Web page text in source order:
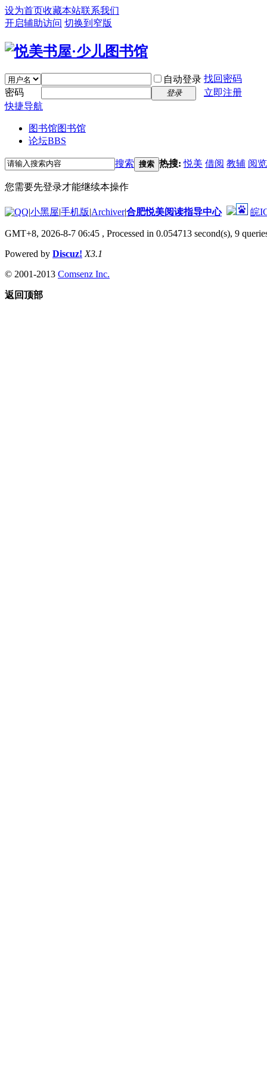
设为首页收藏本站联系我们
开启辅助访问 切换到窄版
自动登录 找回密码
密码
登录
立即注册
快捷导航
图书馆图书馆
论坛BBS
搜索 搜索 热搜:悦美 借阅 教辅 阅览
您需要先登录才能继续本操作
|小黑屋|手机版|Archiver|合肥悦美阅读指导中心 皖
GMT+8, 2026-8-7 06:45 , Processed in 0.054713 second(s), 9
Powered by Discuz! X3.1
© 2001-2013 Comsenz Inc.
返回顶部